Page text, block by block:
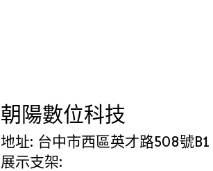
朝陽數位科技
地址: 台中市西區英才路508號
展示支架: